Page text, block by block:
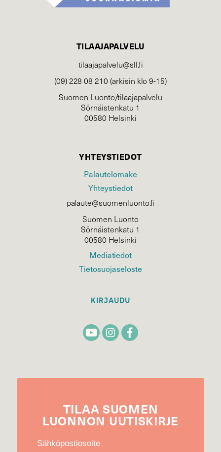
TILAAJAPALVELU
tilaajapalvelu@sll.fi
(09) 228 08 210 (arkisin klo 9-15)
Suomen Luonto/tilaajapalvelu
Sörnäistenkatu 1
00580 Helsinki
YHTEYSTIEDOT
Palautelomake
Yhteystiedot
palaute@suomenluonto.fi
Suomen Luonto
Sörnäistenkatu 1
00580 Helsinki
Mediatiedot
Tietosuojaseloste
KIRJAUDU
TILAA SUOMEN
LUONNON UUTIS­KIRJE
Sähköpostiosoite